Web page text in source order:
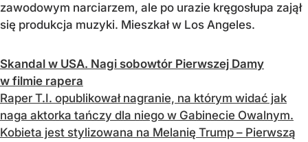
zawodowym narciarzem, ale po urazie kręgosłupa zajął
się produkcja muzyki. Mieszkał w Los Angeles.
Skandal w USA. Nagi sobowtór Pierwszej Damy
w filmie rapera
Raper T.I. opublikował nagranie, na którym widać jak
naga aktorka tańczy dla niego w Gabinecie Owalnym.
Kobieta jest stylizowana na Melanię Trump – Pierwszą